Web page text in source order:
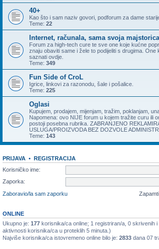
40+
Kao što i sam naziv govori, podforum za dame
Teme: 22
Internet, računala, sama svoja majstorica
Forum za high-tech cure te sve one koje kućne
znaju obaviti same i žele to podijeliti s drugima. One
saznati ovdje.
Teme: 349
Fun Side of CroL
Igrice, linkovi za razonodu, šale i pošalice.
Teme: 225
Oglasi
Kupujem, prodajem, mijenjam, tražim, poklanjam,
Napomena: ovo NIJE forum u kojem tražite curu ili
postoji posebna rubrika. ZABRANJENO
USLUGA/PROIZVODA BEZ DOZVOLE
Teme: 143
PRIJAVA • REGISTRACIJA
Korisničko ime:
Zaporka:
Zaboravio/la sam zaporku
ONLINE
Ukupno je: 177 korisnika/ca online; 1 registriran/a, 0 skrivenih
aktivnosti korisnika/ca u proteklih 5 minuta.)
Najviše korisnika/ca istovremeno online bilo je: 2833 dana 07